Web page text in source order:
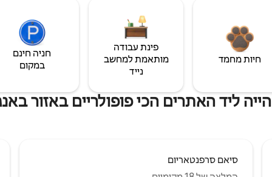
חיות מחמד
פינת עבודה
מותאמת למחשב
נייד
חניה חינם
במקום
ליד האתרים הכי פופולריים באזור
סיאם סרפנטאריום